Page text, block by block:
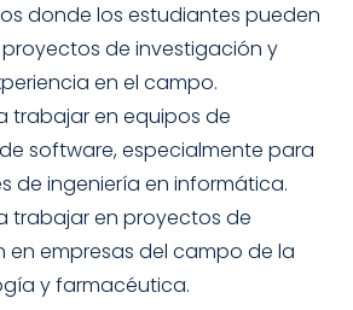
donde los estudiantes pueden
de investigación y
en el campo.
trabajar en equipos de
software, especialmente para
de ingeniería en informática.
trabajar en proyectos de
en empresas del campo de la
y farmacéutica.